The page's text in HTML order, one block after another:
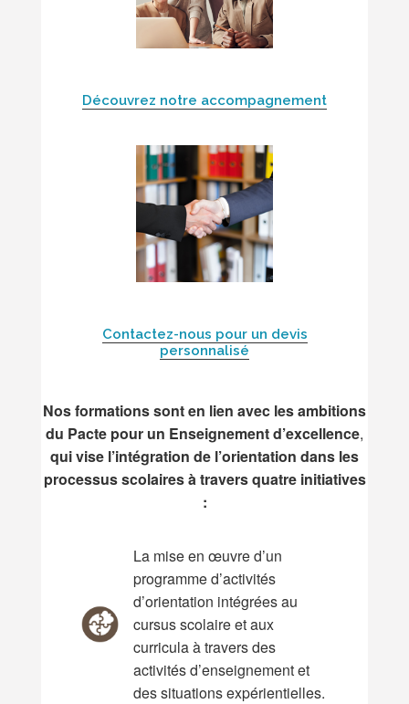
Découvrez notre accompagnement
Contactez-nous pour un devis
personnalisé
Nos formations sont en lien avec les ambitions
du Pacte pour un Enseignement d’excellence,
qui vise l’intégration de l’orientation dans les
processus scolaires à travers quatre initiatives
:
La mise en œuvre d’un
programme d’activités
d’orientation intégrées au
cursus scolaire et aux
curricula à travers des
activités d’enseignement et
des situations expérientielles.